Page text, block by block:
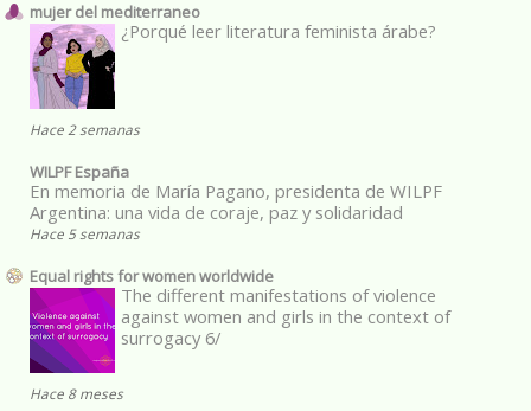
mujer del mediterraneo
¿Porqué leer literatura feminista árabe?
Hace 2 semanas
WILPF España
En memoria de María Pagano, presidenta de WILPF
Argentina: una vida de coraje, paz y solidaridad
Hace 5 semanas
Equal rights for women worldwide
The different manifestations of violence
against women and girls in the context of
surrogacy 6/
Hace 8 meses